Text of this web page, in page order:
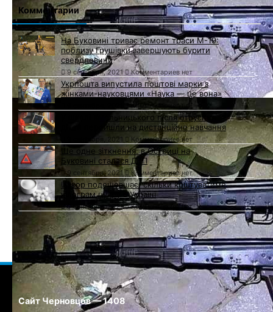
Комментарии
На Буковині триває ремонт траси М-19:
поблизу Грушівки завершують бурити
свердловини
9 сентября, 2021 Комментариев нет
Укрпошта випустила поштові марки з
жінками-науковцями «Наука — це вона»
Комментариев нет
У школі Хмельницького після отруєння
дітей перейшли на дистанційне навчання
9 сентября, 2021 Комментариев нет
Ще одне зіткнення: в Остриці на
Буковині сталася ДТП
9 сентября, 2021 Комментариев нет
Цукор подешевшає: скільки коштуватиме
кілограм цукру в Україні
9 сентября, 2021 Комментариев нет
Сайт Черновцов — 1408